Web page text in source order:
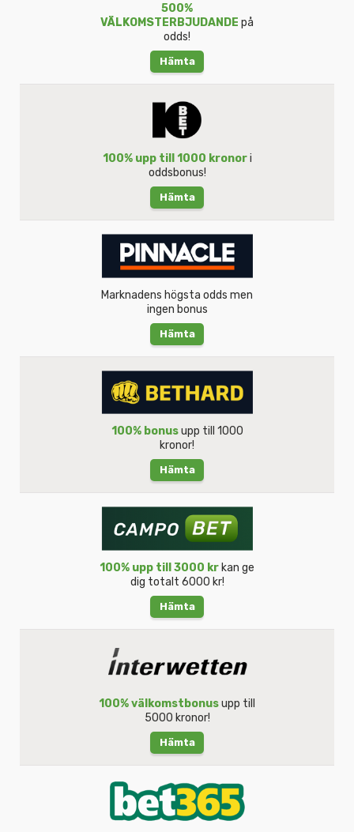
500%
VÄLKOMSTERBJUDANDE på
odds!
Hämta
100% upp till 1000 kronori
oddsbonus!
Hämta
Marknadens högsta odds men
ingen bonus
Hämta
100% bonusupp till 1000
kronor!
Hämta
100% upp till 3000 kr kan ge
dig totalt 6000 kr!
Hämta
100% välkomstbonusupp till
5000 kronor!
Hämta